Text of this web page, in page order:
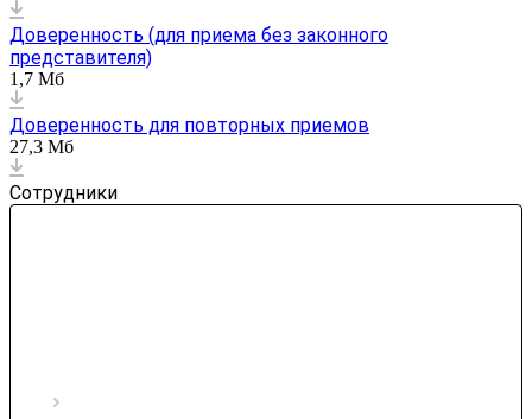
Доверенность (для приема без законного
представителя)
1,7 Мб
Доверенность для повторных приемов
27,3 Мб
Сотрудники